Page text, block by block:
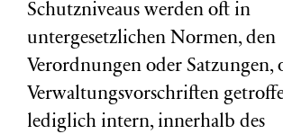
Schutzniveaus werden oft in
untergesetzlichen Normen, den
Verordnungen oder Satzungen,
Verwaltungsvorschriften
lediglich intern, innerhalb des